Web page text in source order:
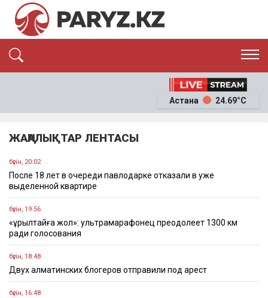
ЭКОНОМИКА
ОҚИҒА
Астана 24.69°C
ЖАҢАЛЫҚТАР ЛЕНТАСЫ
бүгін, 20:02
После 18 лет в очереди павлодарке отказали в уже
выделенной квартире
бүгін, 19:56
«Құрылтайға жол»: ультрамарафонец преодолеет 1300 км
ради голосования
бүгін, 18:48
Двух алматинских блогеров отправили под арест
бүгін, 16:48